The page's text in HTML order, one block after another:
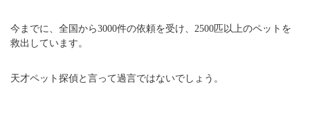
今までに、全国から3000件の依頼を受け、2500匹以上のペットを
救出しています。
天才ペット探偵と言って過言ではないでしょう。